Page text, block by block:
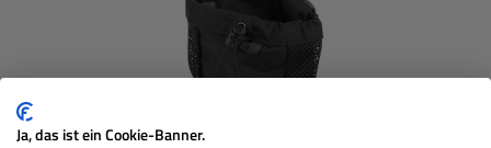
Ja, das ist ein Cookie-Banner.